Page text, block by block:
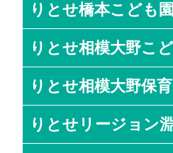
りとせ橋本こども園
りとせ相模大野こ
りとせ相模大野保
りとせリージョン